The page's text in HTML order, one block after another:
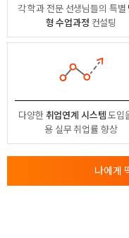
각 학과 전문 선생님들의 특별
형 수업과정 컨설팅
다양한취업연계 시스템도입
용실무 취업률 향상
나에게